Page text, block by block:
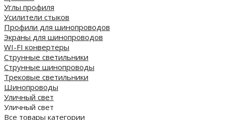
Углы профиля
Усилители стыков
Профили для шинопроводов
Экраны для шинопроводов
WI-FI конвертеры
Струнные светильники
Струнные шинопроводы
Трековые светильники
Шинопроводы
Уличный свет
Уличный свет
Все товары категории